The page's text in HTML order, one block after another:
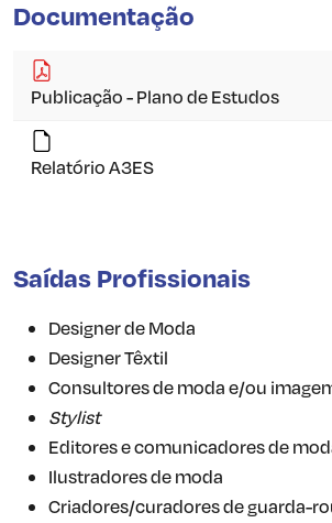
Documentação
Publicação - Plano de Estudos
Relatório A3ES
Saídas Profissionais
Designer de Moda
Designer Têxtil
Consultores de moda e/ou
Stylist
Editores e comunicadores de
Ilustradores de moda
Criadores/curadores de guarda-